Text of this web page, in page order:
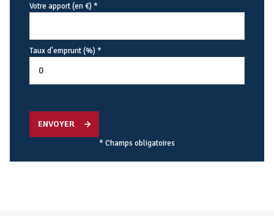
Votre apport (en €) *
Taux d'emprunt (%) *
ENVOYER
* Champs obligatoires